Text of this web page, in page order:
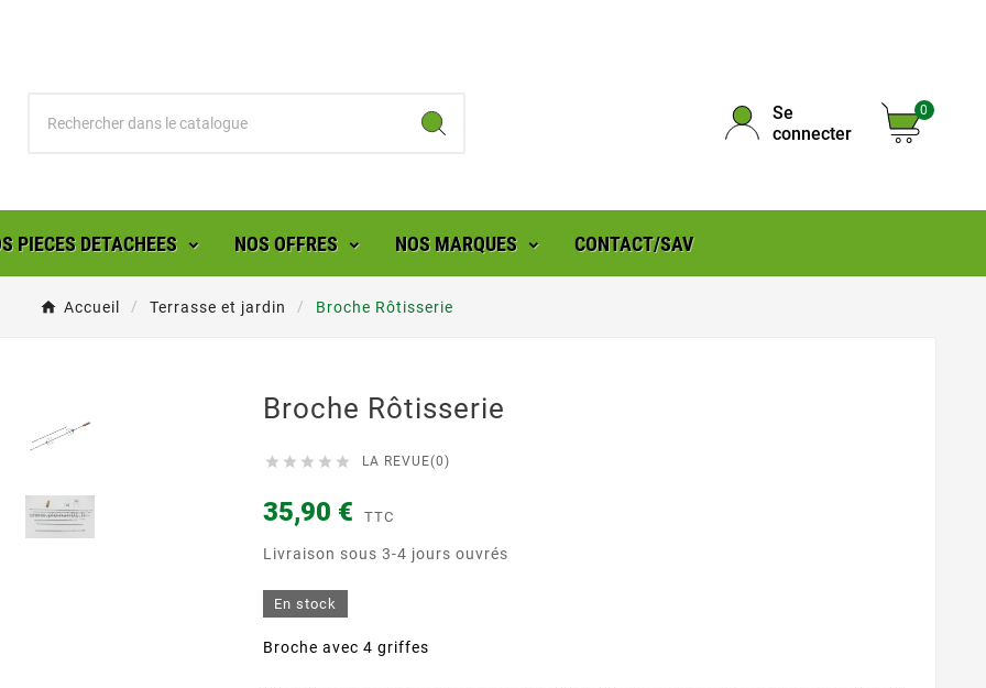
Se
connecter
0
PIECES DETACHEES NOS OFFRES NOS MARQUES CONTACT/SAV
Accueil Terrasse et jardin Broche Rôtisserie
Broche Rôtisserie
     LA REVUE(0)
35,90 € TTC
Livraison sous 3-4 jours ouvrés
En stock
Broche avec 4 griffes